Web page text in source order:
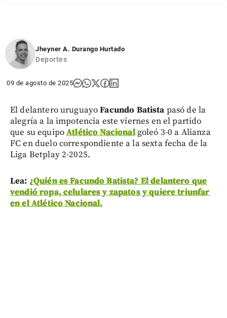
Jheyner A. Durango Hurtado
Deportes
09 de agosto de 2025
El delantero uruguayoFacundo Batista pasó de la
alegría a la impotencia este viernes en el partido
que su equipoAtlético Nacionalgoleó 3-0 a Alianza
FC en duelo correspondiente a la sexta fecha de la
Liga Betplay 2-2025.
Lea: ¿Quién es Facundo Batista? El delantero que
vendió ropa, celulares y zapatos y quiere triunfar
en el Atlético Nacional.